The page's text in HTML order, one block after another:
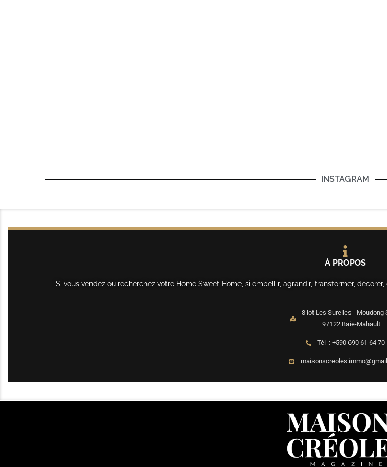
INSTAGRAM
À PROPOS
Si vous vendez ou recherchez votre Home Sweet Home, si embellir, agrandir, transformer,
8 lot Les Surelles - Moudong
97122 Baie-Mahault
Tél : +590 690 61 64 70